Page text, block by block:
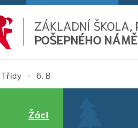
ZÁKLADNÍ ŠKOLA,
POŠEPNÉHO
Třídy 6. B
Žáci